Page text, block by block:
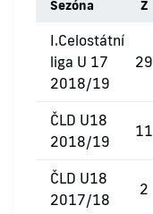
Sezóna Z
I.Celostátní
liga U 17
2018/19
29
ČLD U18
2018/19
11
ČLD U18
2017/18
2